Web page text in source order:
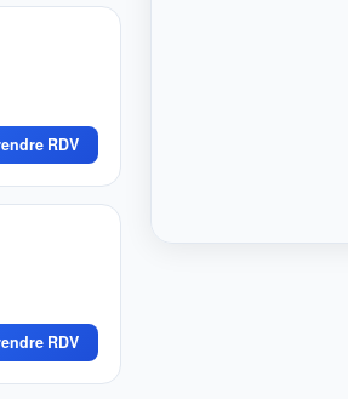
RDV
RDV